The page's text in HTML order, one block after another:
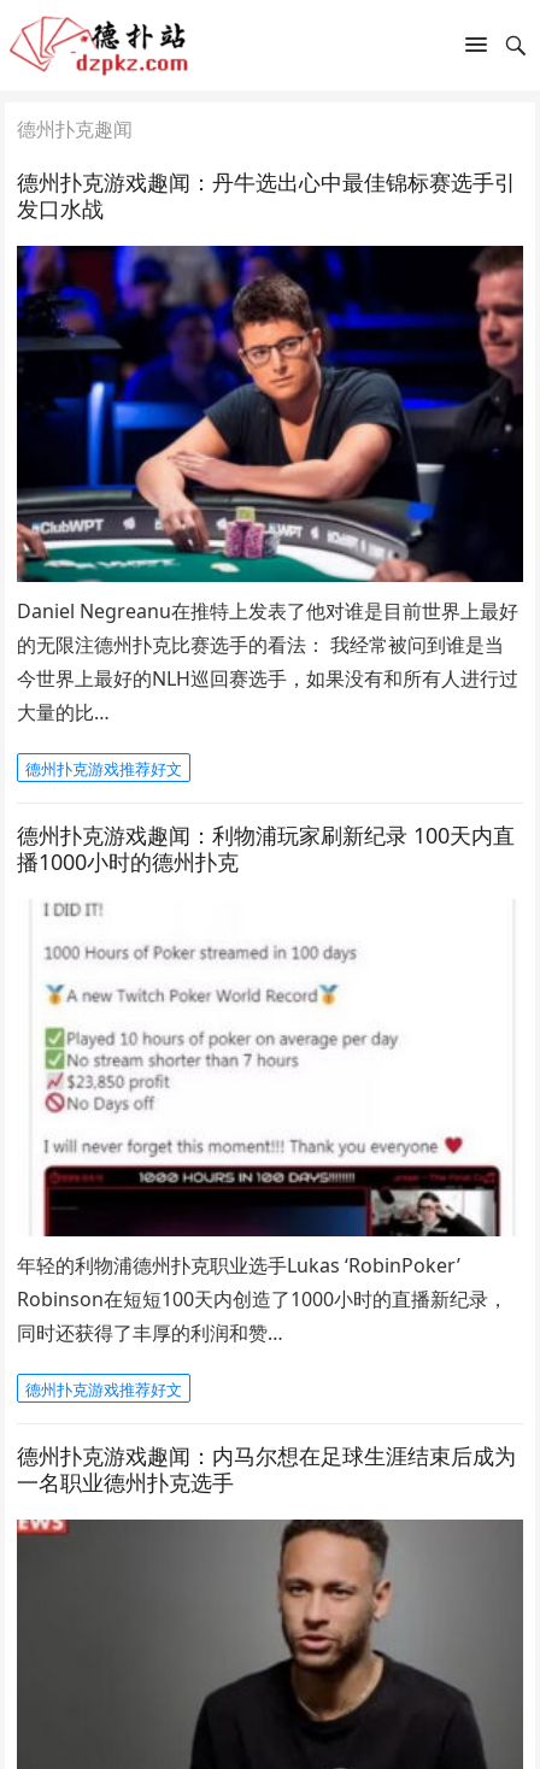
德州扑克趣闻
德州扑克游戏趣闻：丹牛选出心中最佳锦标赛选手引
发口水战
Daniel Negreanu在推特上发表了他对谁是目前世界上最好
的无限注德州扑克比赛选手的看法： 我经常被问到谁是当
今世界上最好的NLH巡回赛选手，如果没有和所有人进行过
大量的比…
德州扑克游戏推荐好文
德州扑克游戏趣闻：利物浦玩家刷新纪录 100天内直
播1000小时的德州扑克
年轻的利物浦德州扑克职业选手Lukas ‘RobinPoker’
Robinson在短短100天内创造了1000小时的直播新纪录，
同时还获得了丰厚的利润和赞…
德州扑克游戏推荐好文
德州扑克游戏趣闻：内马尔想在足球生涯结束后成为
一名职业德州扑克选手